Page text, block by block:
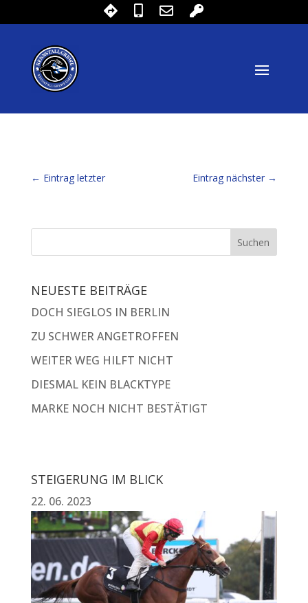
← Eintrag letzter Eintrag nächster →
NEUESTE BEITRÄGE
DOCH SIEGLOS IN BERLIN
ZU SCHWER ANGETROFFEN
WEITER WEG HILFT NICHT
DIESMAL KEIN BLACKTYPE
MARKE NOCH NICHT BESTÄTIGT
STEIGERUNG IM BLICK
22. 06. 2023